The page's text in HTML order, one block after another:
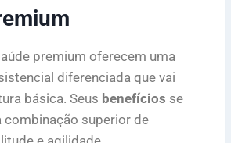
premium oferecem uma
diferenciada que vai
básica. Seus benefícios se
combinação superior de